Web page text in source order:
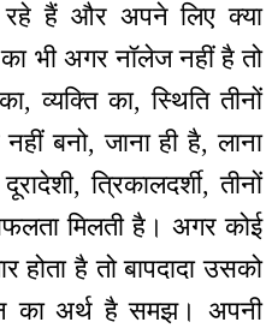
रहे हैं और अपने लिए क्या
भी अगर नॉलेज नहीं है तो
व्यक्ति का, स्थिति तीनों
बनो, जाना ही है, लाना
त्रिकालदर्शी, तीनों
मिलती है। अगर कोई
होता है तो बापदादा उसको
का अर्थ है समझ। अपनी